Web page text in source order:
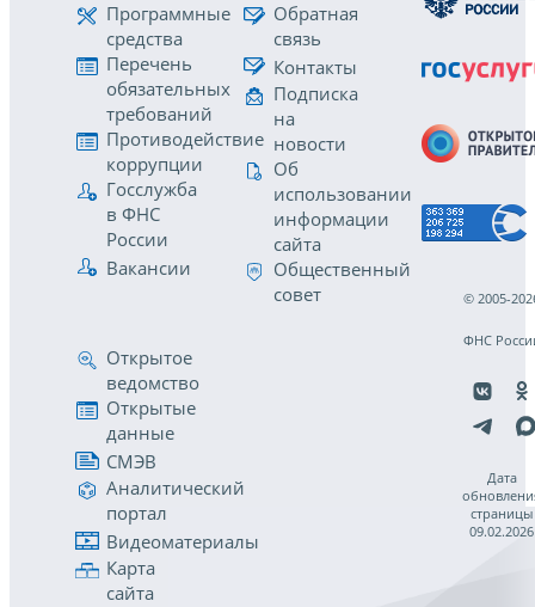
Программные
средства
Перечень
обязательных
требований
Противодействие
коррупции
Госслужба
в ФНС
России
Вакансии
Обратная
связь
Контакты
Подписка
на
новости
Об
использовании
информации
сайта
Общественный
совет
Открытое
ведомство
Открытые
данные
СМЭВ
Аналитический
портал
Видеоматериалы
Карта
сайта
© 2005-
ФНС
Дата
страницы
09.02.2026